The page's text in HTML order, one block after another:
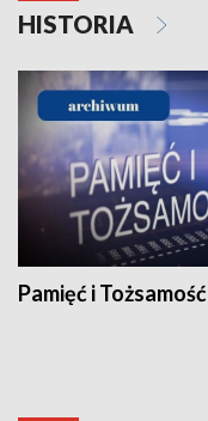
HISTORIA
Pamięć i Tożsamość